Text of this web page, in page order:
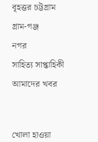
বৃহত্তর চট্টগ্রাম
গ্রাম-গঞ্জ
নগর
সাহিত্য সাপ্তাহিকী
আমাদের খবর
খোলা হাওয়া